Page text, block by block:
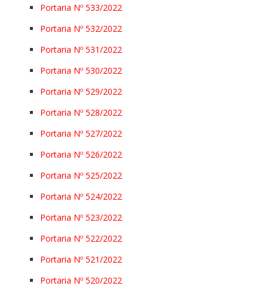
Portaria Nº 533/2022
Portaria Nº 532/2022
Portaria Nº 531/2022
Portaria Nº 530/2022
Portaria Nº 529/2022
Portaria Nº 528/2022
Portaria Nº 527/2022
Portaria Nº 526/2022
Portaria Nº 525/2022
Portaria Nº 524/2022
Portaria Nº 523/2022
Portaria Nº 522/2022
Portaria Nº 521/2022
Portaria Nº 520/2022